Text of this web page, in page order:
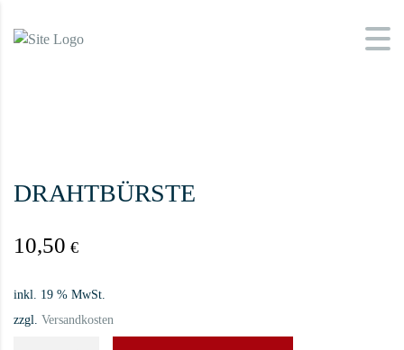
DRAHTBÜRSTE
10,50 €
inkl. 19 % MwSt.
zzgl. Versandkosten